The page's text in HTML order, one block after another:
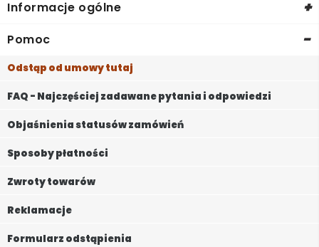
Informacje ogólne +
Pomoc -
Odstąp od umowy tutaj
FAQ - Najczęściej zadawane pytania i odpowiedzi
Objaśnienia statusów zamówień
Sposoby płatności
Zwroty towarów
Reklamacje
Formularz odstąpienia